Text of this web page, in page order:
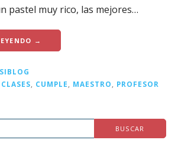
pastel muy rico, las mejores…
→
CLASES CUMPLE MAESTRO PROFESOR